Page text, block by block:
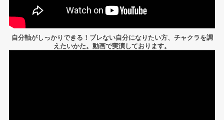
自分軸がしっかりできる！ブレない自分になりたい方、チャクラを調
えたいかた。動画で実演しております。